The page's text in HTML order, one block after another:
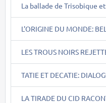
La ballade de Trisobique
L'ORIGINE DU MONDE:
LES TROUS NOIRS
TATIE ET DECATIE:
LA TIRADE DU CID